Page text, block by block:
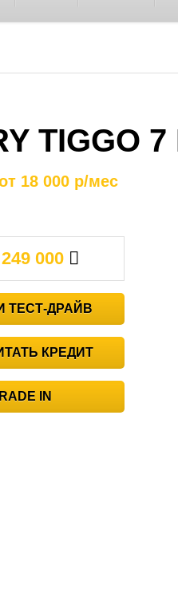
TIGGO
18 000 р/мес
000
ТЕСТ-ДРАЙВ
КРЕДИТ
IN